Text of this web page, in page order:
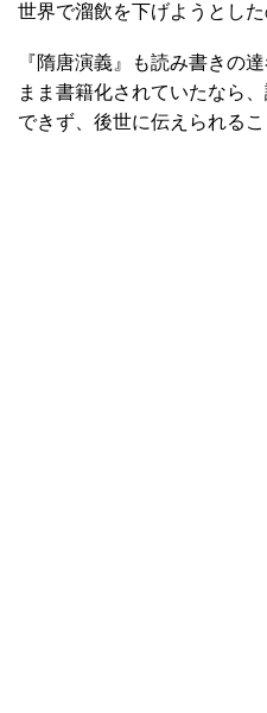
世界で溜飲を下げようとした
『隋唐演義』も読み書きの
まま書籍化されていたなら
できず、後世に伝えられる